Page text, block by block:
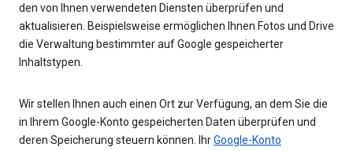
den von Ihnen verwendeten Diensten überprüfen und
aktualisieren. Beispielsweise ermöglichen Ihnen Fotos und Drive
die Verwaltung bestimmter auf Google gespeicherter
Inhaltstypen.
Wir stellen Ihnen auch einen Ort zur Verfügung, an dem Sie die
in Ihrem Google-Konto gespeicherten Daten überprüfen und
deren Speicherung steuern können. IhrGoogle-Konto